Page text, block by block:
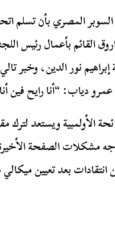
المصري بأن تسلم
القائم بأعمال رئيس
نور الدين، وخبر
دياب: “أنا رايح فين
الأولمبية ويستعد
مشكلات الصفحة
بعد تعيين ميكالي